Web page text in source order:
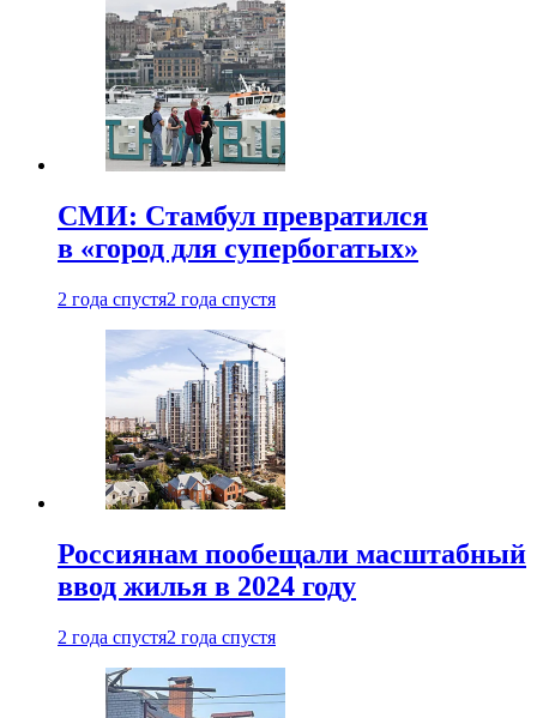
СМИ: Стамбул превратился
в «город для супербогатых»
2 года спустя2 года спустя
Россиянам пообещали масштабный
ввод жилья в 2024 году
2 года спустя2 года спустя